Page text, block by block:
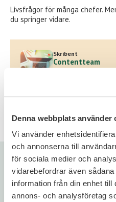
Denna webbplats använder
Vi använder
och annonserna till
för sociala medier och
vidarebefordrar även
information från din enhet till
annons- och analysföretag
Livsfrågor för många chefer.
du springer vidare.
Skribent
Contentteam
kortare nyheter kring
delar också med sig
karriärtips för chefer